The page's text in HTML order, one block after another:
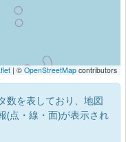
| © OpenStreetMap contributors
数を表しており、地図
(点・線・面)が表示され